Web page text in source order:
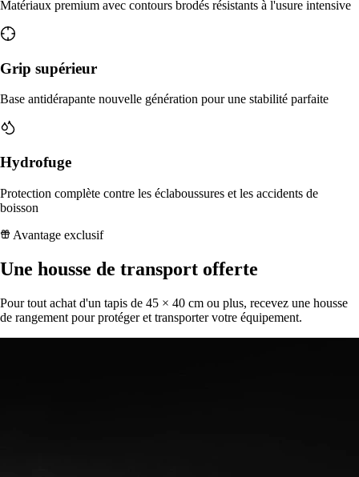
Matériaux premium avec contours brodés résistants à l'usure intensive
Grip supérieur
Base antidérapante nouvelle génération pour une stabilité parfaite
Hydrofuge
Protection complète contre les éclaboussures et les accidents de
boisson
Avantage exclusif
Une housse de transport offerte
Pour tout achat d'un tapis de 45 × 40 cm ou plus, recevez une housse
de rangement pour protéger et transporter votre équipement.